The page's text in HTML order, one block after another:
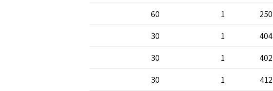
250
1
60
404
1
30
402
1
30
412
1
30